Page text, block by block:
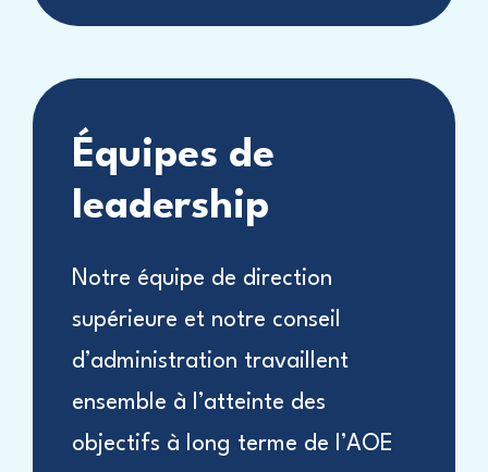
Équipes de
leadership
Notre équipe de direction
supérieure et notre conseil
d’administration travaillent
ensemble à l’atteinte des
objectifs à long terme de l’AOE